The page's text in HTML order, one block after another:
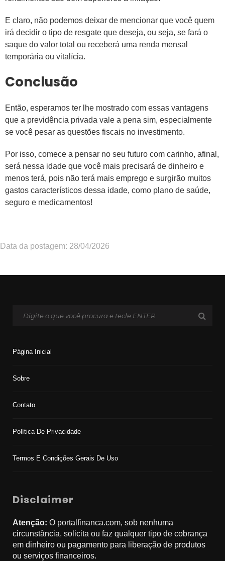
E claro, não podemos deixar de mencionar que você quem
irá decidir o tipo de resgate que deseja, ou seja, se fará o
saque do valor total ou receberá uma renda mensal
temporária ou vitalícia.
Conclusão
Então, esperamos ter lhe mostrado com essas vantagens
que a previdência privada vale a pena sim, especialmente
se você pesar as questões fiscais no investimento.
Por isso, comece a pensar no seu futuro com carinho, afinal,
será nessa idade que você mais precisará de dinheiro e
menos terá, pois não terá mais emprego e surgirão muitos
gastos característicos dessa idade, como plano de saúde,
seguro e medicamentos!
Data da postagem: 28/04/2026
Página Inicial
Sobre
Contato
Política De Privacidade
Termos E Condições Gerais De Uso
Disclaimer
Atenção: O portalfinanca.com, sob nenhuma
circunstância, solicita ou faz qualquer tipo de cobrança
em dinheiro ou pagamento para liberação de produtos
ou serviços financeiros.